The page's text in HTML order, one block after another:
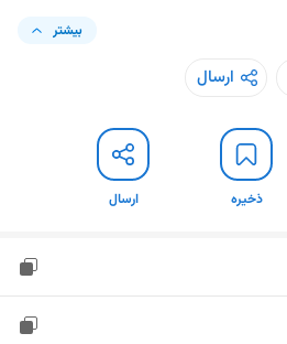
بیشتر
ارسال
ذخیره ارسال